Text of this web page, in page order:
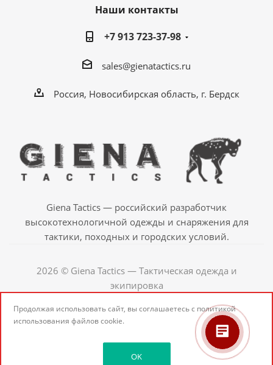
Наши контакты
+7 913 723-37-98
sales@gienatactics.ru
Россия, Новосибирская область, г. Бердск
Giena Tactics — российский разработчик
высокотехнологичной одежды и снаряжения для
тактики, походных и городских условий.
2026 © Giena Tactics — Тактическая одежда и
экипировка
Продолжая использовать сайт, вы соглашаетесь с политикой
использования файлов cookie.
OK